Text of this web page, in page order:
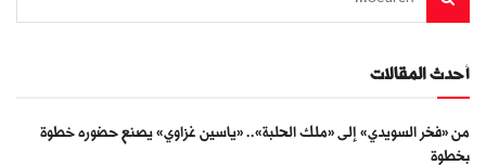
أحدث المقالات
من «فخر السويدي» إلى «ملك الحلبة».. «ياسين غزاوي» يصنع حضوره خطوة
بخطوة